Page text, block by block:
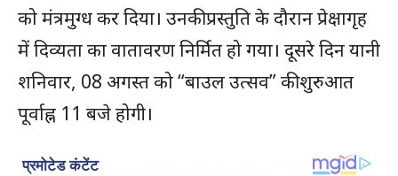
को मंत्रमुग्ध कर दिया। उनकी प्रस्तुति के दौरान प्रेक्षागृह
में दिव्यता का वातावरण निर्मित हो गया। दूसरे दिन यानी
शनिवार, 08 अगस्त को “बाउल उत्सव” की शुरुआत
पूर्वाह्न 11 बजे होगी।